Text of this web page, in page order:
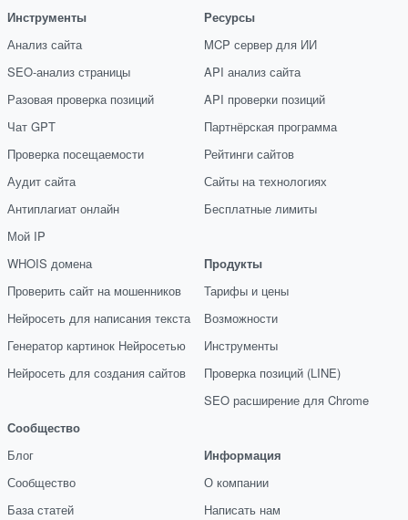
Инструменты
Анализ сайта
SEO-анализ страницы
Разовая проверка позиций
Чат GPT
Проверка посещаемости
Аудит сайта
Антиплагиат онлайн
Мой IP
WHOIS домена
Проверить сайт на мошенников
Нейросеть для написания текста
Генератор картинок Нейросетью
Нейросеть для создания сайтов
Сообщество
Блог
Сообщество
База статей
Ресурсы
MCP сервер для ИИ
API анализ сайта
API проверки позиций
Партнёрская программа
Рейтинги сайтов
Сайты на технологиях
Бесплатные лимиты
Продукты
Тарифы и цены
Возможности
Инструменты
Проверка позиций (LINE)
SEO расширение для Chrome
Информация
О компании
Написать нам